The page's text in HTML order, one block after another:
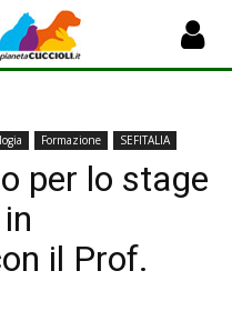
Formazione SEFITALIA
per lo stage
il Prof.